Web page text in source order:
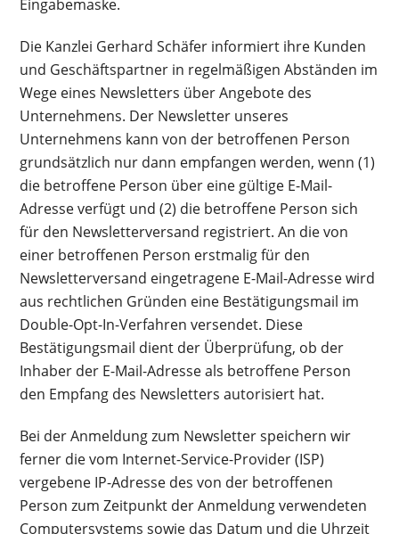
Eingabemaske.
Die Kanzlei Gerhard Schäfer informiert ihre Kunden
und Geschäftspartner in regelmäßigen Abständen im
Wege eines Newsletters über Angebote des
Unternehmens. Der Newsletter unseres
Unternehmens kann von der betroffenen Person
grundsätzlich nur dann empfangen werden, wenn (1)
die betroffene Person über eine gültige E-Mail-
Adresse verfügt und (2) die betroffene Person sich
für den Newsletterversand registriert. An die von
einer betroffenen Person erstmalig für den
Newsletterversand eingetragene E-Mail-Adresse wird
aus rechtlichen Gründen eine Bestätigungsmail im
Double-Opt-In-Verfahren versendet. Diese
Bestätigungsmail dient der Überprüfung, ob der
Inhaber der E-Mail-Adresse als betroffene Person
den Empfang des Newsletters autorisiert hat.
Bei der Anmeldung zum Newsletter speichern wir
ferner die vom Internet-Service-Provider (ISP)
vergebene IP-Adresse des von der betroffenen
Person zum Zeitpunkt der Anmeldung verwendeten
Computersystems sowie das Datum und die Uhrzeit